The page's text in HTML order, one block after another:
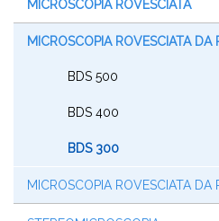
MICROSCOPIA ROVESCIATA
MICROSCOPIA ROVESCIATA DA
BDS 500
BDS 400
BDS 300
MICROSCOPIA ROVESCIATA